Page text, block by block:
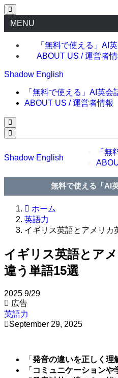
MENU
「無料で使える」AI
ABOUT US / 運営者情
Shadow English
「無料で使える」AI英会
ABOUT US / 運営者情報
Shadow English
「無
無料で使える「AI
ホーム
英語力
イギリス英語とアメリカ
イギリス英語とア
違う単語15選
2025 9/29
広告
英語力
September 29, 2025
「 発音の違いを正しく理
「 コミュニケーションや